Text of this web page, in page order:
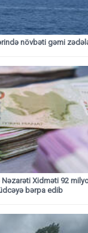
növbəti gəmi
Nəzarəti Xidməti 92
bərpa edib